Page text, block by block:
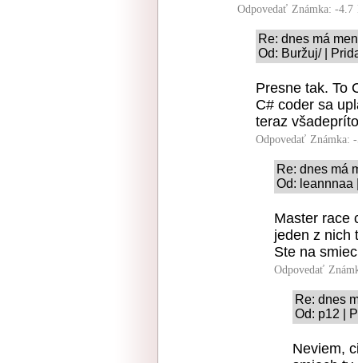
Odpovedať Známka: -4.7
Re: dnes má
Od: Buržuj/ |
Presne tak. To
C# coder sa
teraz
Odpovedať Známka:
Re: dnes má
Od: leannnaa
Master race
jeden z nich
Ste na
Odpovedať
Re: dnes
Od: p12 |
Neviem,